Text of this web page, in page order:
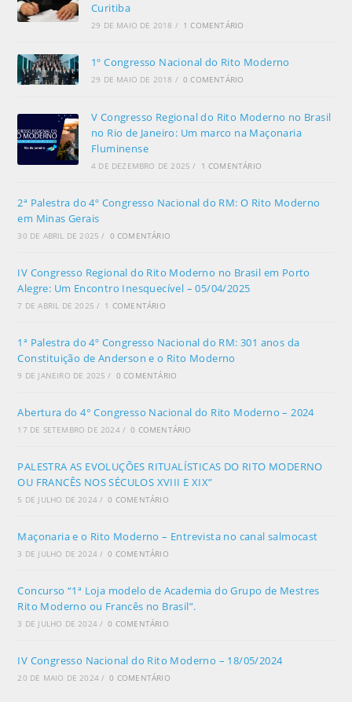
Curitiba
29 DE MAIO DE 2018 / 1 COMENTÁRIO
1º Congresso Nacional do Rito Moderno
29 DE MAIO DE 2018 / 0 COMENTÁRIO
V Congresso Regional do Rito Moderno no Brasil
no Rio de Janeiro: Um marco na Maçonaria
Fluminense
4 DE DEZEMBRO DE 2025 / 1 COMENTÁRIO
2ª Palestra do 4º Congresso Nacional do RM: O Rito Moderno
em Minas Gerais
30 DE ABRIL DE 2025 / 0 COMENTÁRIO
IV Congresso Regional do Rito Moderno no Brasil em Porto
Alegre: Um Encontro Inesquecível – 05/04/2025
7 DE ABRIL DE 2025 / 1 COMENTÁRIO
1ª Palestra do 4º Congresso Nacional do RM: 301 anos da
Constituição de Anderson e o Rito Moderno
9 DE JANEIRO DE 2025 / 0 COMENTÁRIO
Abertura do 4° Congresso Nacional do Rito Moderno – 2024
17 DE SETEMBRO DE 2024 / 0 COMENTÁRIO
PALESTRA AS EVOLUÇÕES RITUALÍSTICAS DO RITO MODERNO
OU FRANCÊS NOS SÉCULOS XVIII E XIX”
5 DE JULHO DE 2024 / 0 COMENTÁRIO
Maçonaria e o Rito Moderno – Entrevista no canal salmocast
3 DE JULHO DE 2024 / 0 COMENTÁRIO
Concurso “1ª Loja modelo de Academia do Grupo de Mestres
Rito Moderno ou Francês no Brasil”.
3 DE JULHO DE 2024 / 0 COMENTÁRIO
IV Congresso Nacional do Rito Moderno – 18/05/2024
20 DE MAIO DE 2024 / 0 COMENTÁRIO